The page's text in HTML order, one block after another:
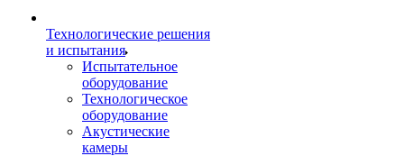
Технологические решения
и испытания
Испытательное
оборудование
Технологическое
оборудование
Акустические
камеры